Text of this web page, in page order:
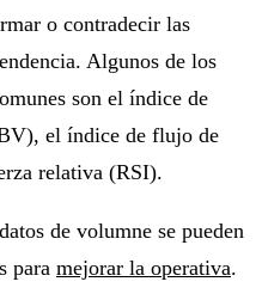
o contradecir las
Algunos de los
son el índice de
el índice de flujo de
relativa (RSI).
de volumne se pueden
para mejorar la operativa.